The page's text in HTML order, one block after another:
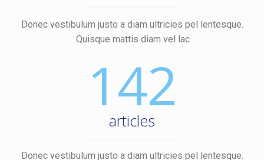
Donec vestibulum justo a diam ultricies pel lentesque.
Quisque mattis diam vel lac.
142
articles
Donec vestibulum justo a diam ultricies pel lentesque.